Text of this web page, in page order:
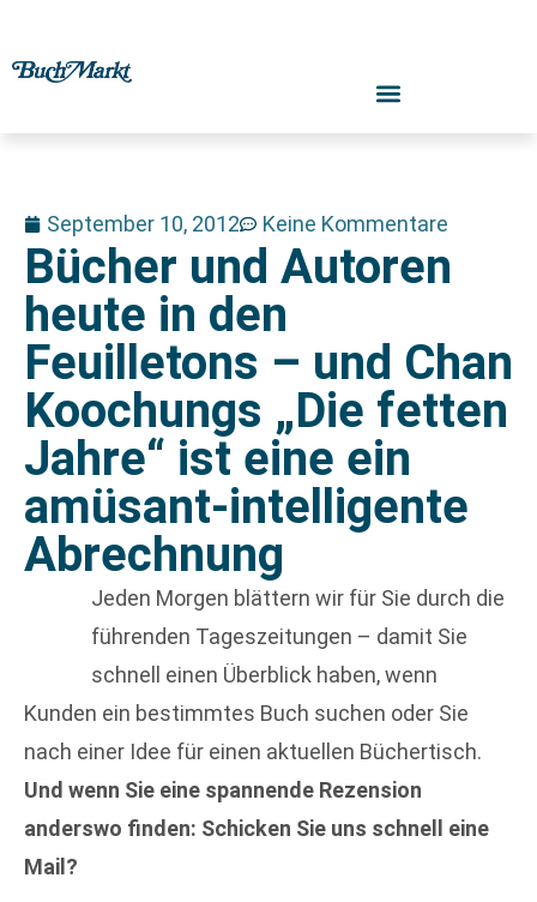
September 10, 2012 Keine Kommentare
Bücher und Autoren
heute in den
Feuilletons – und Chan
Koochungs „Die fetten
Jahre“ ist eine ein
amüsant-intelligente
Abrechnung
Jeden Morgen blättern wir für Sie durch die
führenden Tageszeitungen – damit Sie
schnell einen Überblick haben, wenn
Kunden ein bestimmtes Buch suchen oder Sie
nach einer Idee für einen aktuellen Büchertisch.
Und wenn Sie eine spannende Rezension
anderswo finden: Schicken Sie uns schnell eine
Mail?